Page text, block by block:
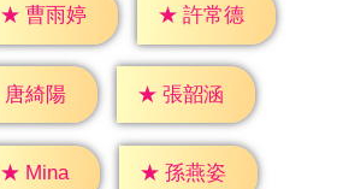
★ 曹雨婷 ★ 許常德
唐綺陽 ★ 張韶涵
★ Mina ★ 孫燕姿